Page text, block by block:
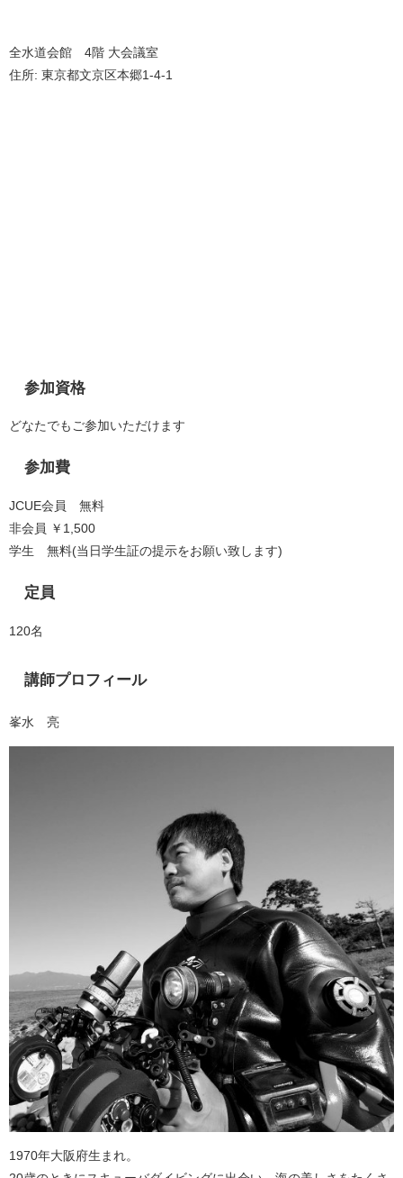
全水道会館 4階 大会議室
住所: 東京都文京区本郷1-4-1
参加資格
どなたでもご参加いただけます
参加費
JCUE会員 無料
非会員 ￥1,500
学生 無料(当日学生証の提示をお願い致します)
定員
120名
講師プロフィール
峯水 亮
1970年大阪府生まれ。